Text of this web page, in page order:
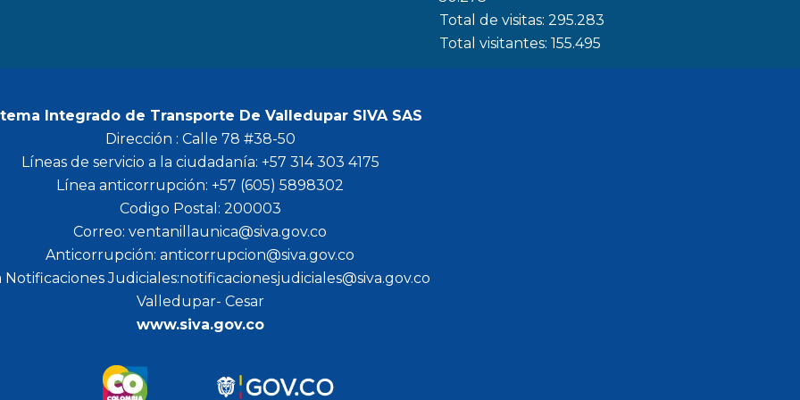
Total de visitas: 295.283
Total visitantes: 155.495
Integrado de Transporte De Valledupar SIVA SAS
Dirección : Calle 78 #38-50
Líneas de servicio a la ciudadanía: +57 314 303 4175
Línea anticorrupción: +57 (605) 5898302
Codigo Postal: 200003
Correo: ventanillaunica@siva.gov.co
Anticorrupción: anticorrupcion@siva.gov.co
Notificaciones Judiciales:notificacionesjudiciales@siva.gov.co
Valledupar- Cesar
www.siva.gov.co